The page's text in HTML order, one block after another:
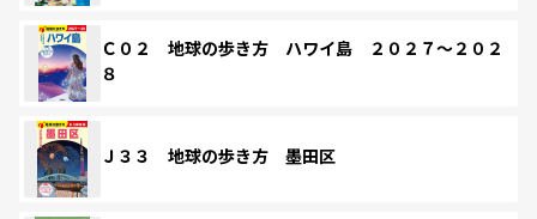
Ｃ０２ 地球の歩き方 ハワイ島 ２０２７～２０２
８
Ｊ３３ 地球の歩き方 墨田区